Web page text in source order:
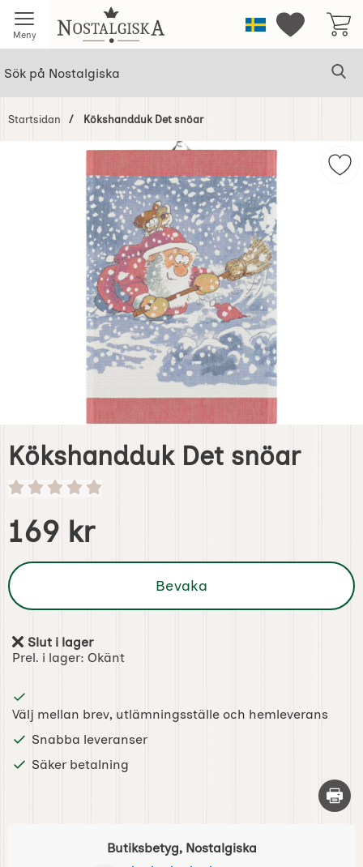
Meny Startsidan för NostalgiskaSverigeMina
Startsidan Kökshandduk Det snöar
Kökshandduk Det snöar
Handla denna produkt Kökshandduk Det snöar
pris
169 kr
Bevaka
Tillgänglighet:
Slut i lager
Prel. i lager: Okänt
Välj mellan brev, utlämningsställe och hemleverans
Snabba leveranser
Säker betalning
Skriv
Butiksbetyg, Nostalgiska